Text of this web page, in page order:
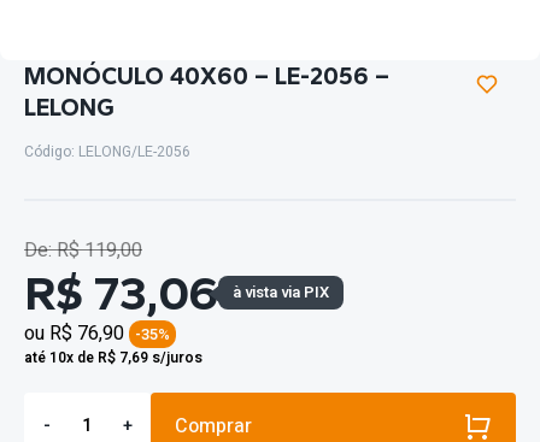
MONÓCULO 40X60 – LE-2056 –
LELONG
Código: LELONG/LE-2056
De: R$ 119,00
R$ 73,06 à vista via PIX
ou R$ 76,90 -35%
até 10x de R$ 7,69 s/juros
- + Comprar